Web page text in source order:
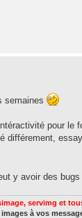
semaines
pour le
différement,
y avoir des
servimg et
à vos